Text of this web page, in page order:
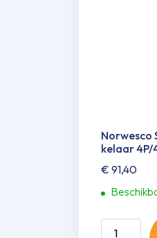
Norwesco
kelaar 4P/
€ 91,40
Norwesco